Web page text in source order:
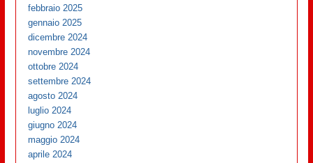
febbraio 2025
gennaio 2025
dicembre 2024
novembre 2024
ottobre 2024
settembre 2024
agosto 2024
luglio 2024
giugno 2024
maggio 2024
aprile 2024